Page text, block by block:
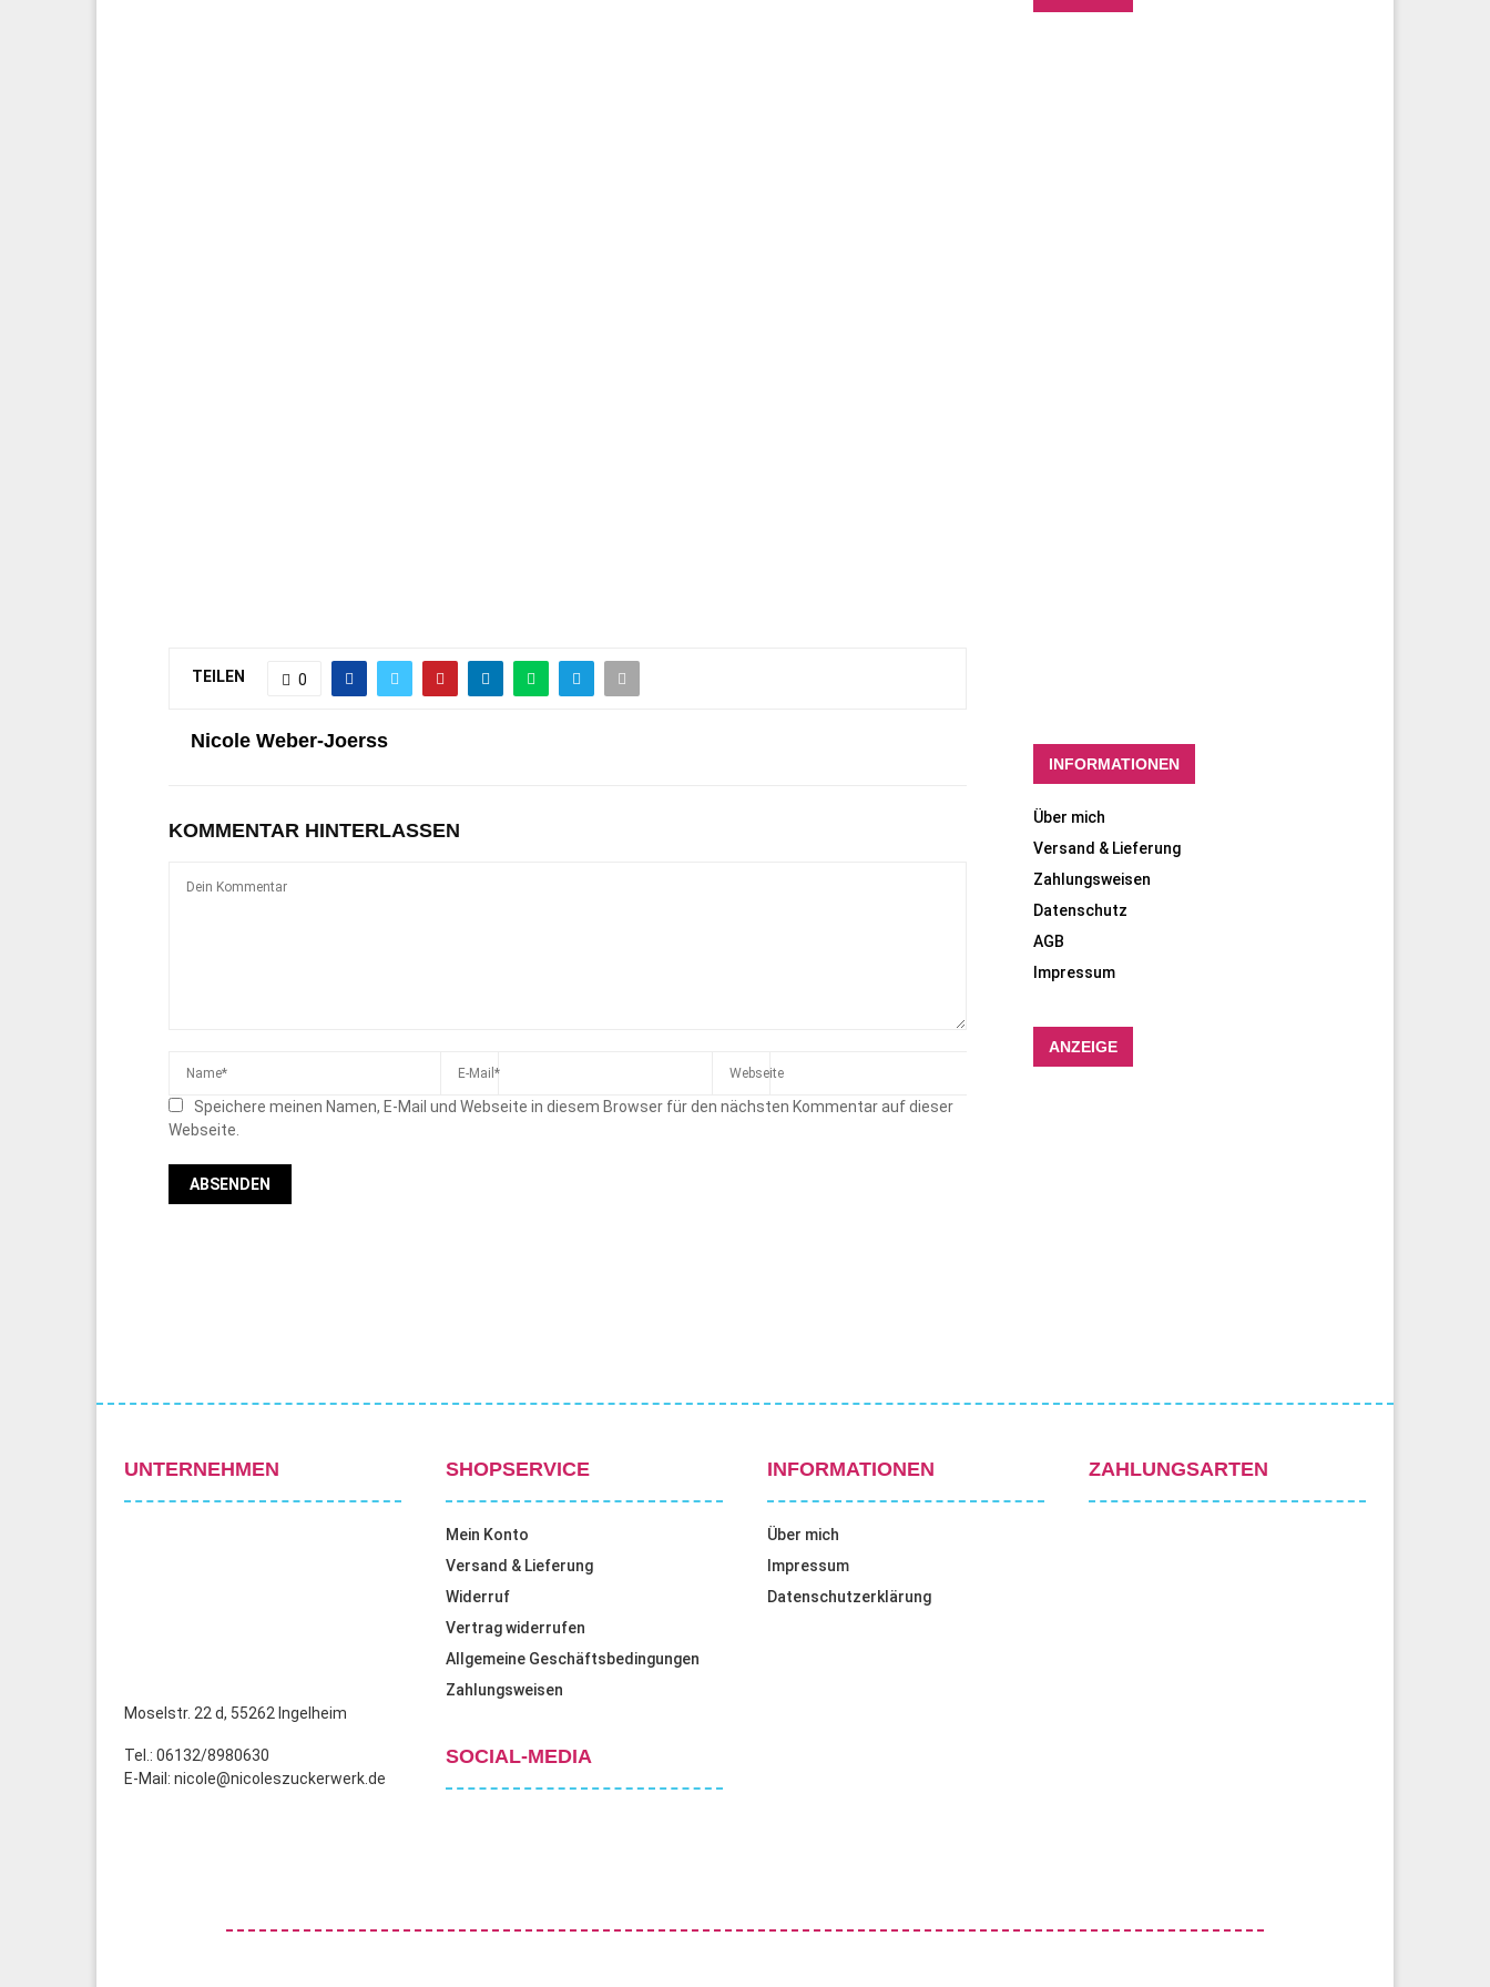
TEILEN 0
Nicole Weber-Joerss
KOMMENTAR HINTERLASSEN
Speichere meinen Namen, E-Mail und Webseite in diesem Browser für den nächsten Kommentar auf dieser
Webseite.
INFORMATIONEN
Über mich
Versand & Lieferung
Zahlungsweisen
Datenschutz
AGB
Impressum
ANZEIGE
UNTERNEHMEN
Moselstr. 22 d, 55262 Ingelheim
Tel.: 06132/8980630
E-Mail: nicole@nicoleszuckerwerk.de
SHOPSERVICE
Mein Konto
Versand & Lieferung
Widerruf
Vertrag widerrufen
Allgemeine Geschäftsbedingungen
Zahlungsweisen
SOCIAL-MEDIA
INFORMATIONEN
Über mich
Impressum
Datenschutzerklärung
ZAHLUNGSARTEN